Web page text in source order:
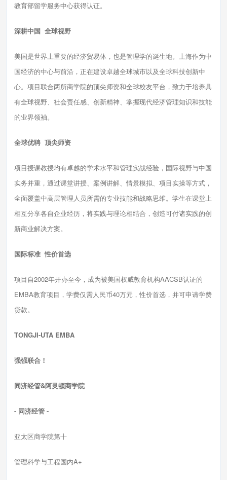
教育部留学服务中心获得认证。
深耕中国 全球视野
美国是世界上重要的经济贸易体，也是管理学的诞生地。上海作为中
国经济的中心与前沿，正在建设卓越全球城市以及全球科技创新中
心。项目联合两所商学院的顶尖师资和全球校友平台，致力于培养具
有全球视野、社会责任感、创新精神、掌握现代经济管理知识和技能
的业界领袖。
全球优聘 顶尖师资
项目授课教授均有卓越的学术水平和管理实战经验，国际视野与中国
实务并重，通过课堂讲授、案例讲解、情景模拟、项目实操等方式，
全面覆盖中高层管理人员所需的专业技能和战略思维。学生在课堂上
相互分享各自企业经历，将实践与理论相结合，创造可付诸实践的创
新商业解决方案。
国际标准 性价首选
项目自2002年开办至今，成为被美国权威教育机构AACSB认证的
EMBA教育项目，学费仅需人民币40万元，性价首选，并可申请学费
贷款。
TONGJI-UTA EMBA
强强联合！
同济经管&阿灵顿商学院
- 同济经管 -
亚太区商学院第十
管理科学与工程国内A+